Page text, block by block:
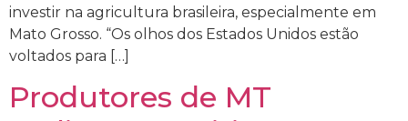
investir na agricultura brasileira, especialmente em
Mato Grosso. “Os olhos dos Estados Unidos estão
voltados para […]
Produtores de MT